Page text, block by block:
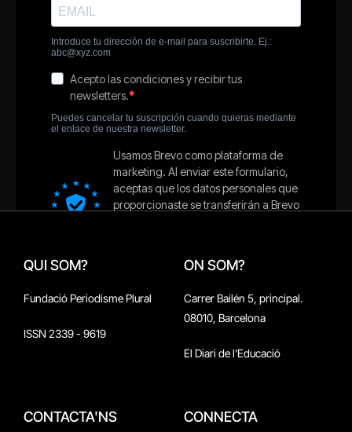
QUI SOM?
Fundació Periodisme Plural
ISSN 2339 - 9619
ON SOM?
Carrer Bailén 5, principal.
08010, Barcelona
El Diari de l'Educació
CONTACTA'NS CONNECTA